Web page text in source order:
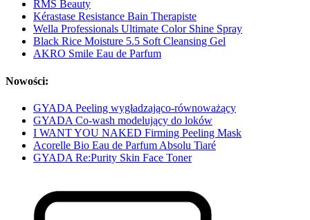
RMS Beauty
Kérastase Resistance Bain Therapiste
Wella Professionals Ultimate Color Shine Spray
Black Rice Moisture 5.5 Soft Cleansing Gel
AKRO Smile Eau de Parfum
Nowości:
GYADA Peeling wygładzająco-równoważący
GYADA Co-wash modelujący do loków
I WANT YOU NAKED Firming Peeling Mask
Acorelle Bio Eau de Parfum Absolu Tiaré
GYADA Re:Purity Skin Face Toner